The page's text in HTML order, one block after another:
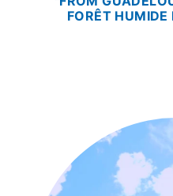
FORÊT HUMIDE